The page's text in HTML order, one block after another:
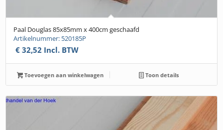
Paal Douglas 85x85mm x 400cm geschaafd
Artikelnummer: 520185P
€ 32,52 Incl. BTW
Toevoegen aan winkelwagen Toon details